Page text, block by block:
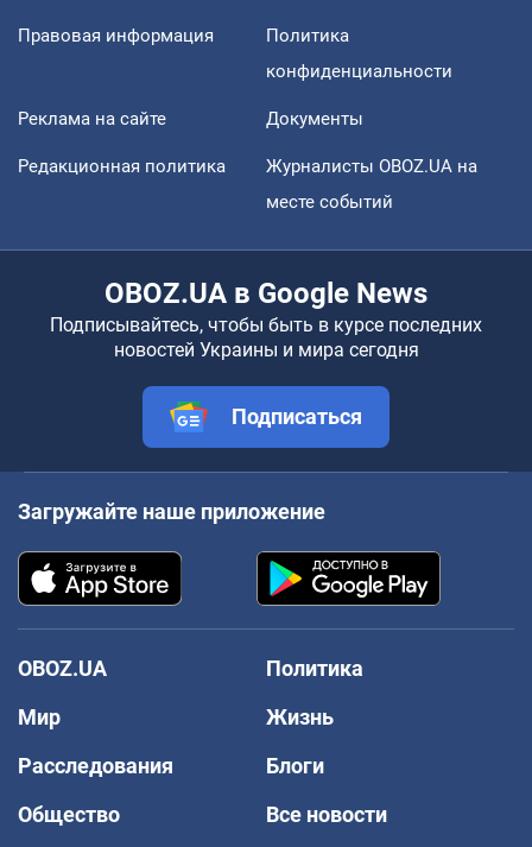
Правовая информация
Политика
конфиденциальности
Реклама на сайте Документы
Редакционная политика
Журналисты OBOZ.UA на
месте событий
OBOZ.UA в Google News
Подписывайтесь, чтобы быть в курсе последних
новостей Украины и мира сегодня
Подписаться
Загружайте наше приложение
OBOZ.UA
Политика
Мир
Жизнь
Расследования
Блоги
Общество
Все новости